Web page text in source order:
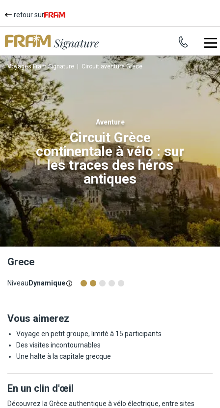
retour sur
Voyages Fram Signature Circuit aventure Grece
aventure
Circuit Grèce
continentale à vélo : sur
les traces des héros
antiques
Grece
Niveau Dynamique
Vous aimerez
Voyage en petit groupe, limité à 15 participants
Des visites incontournables
Une halte à la capitale grecque
En un clin d'œil
Découvrez la Grèce authentique à vélo électrique, entre sites